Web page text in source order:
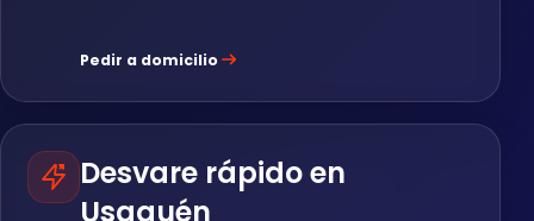
Pedir a domicilio
Desvare rápido en
Usaquén